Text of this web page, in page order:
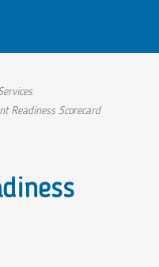
Readiness Scorecard